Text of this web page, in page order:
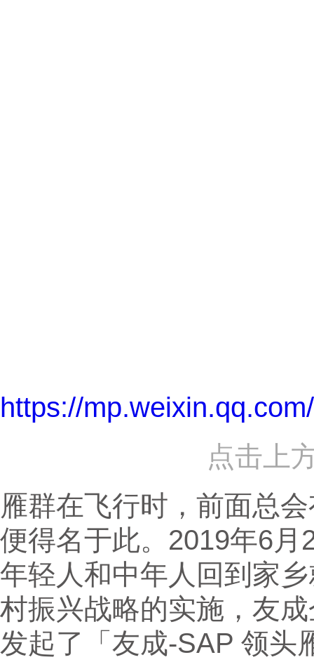
https://
点击上
雁群在飞行时，前面总
便得名于此。2019年6
年轻人和中年人回到家
村振兴战略的实施，友
发起了「友成-SAP 领头